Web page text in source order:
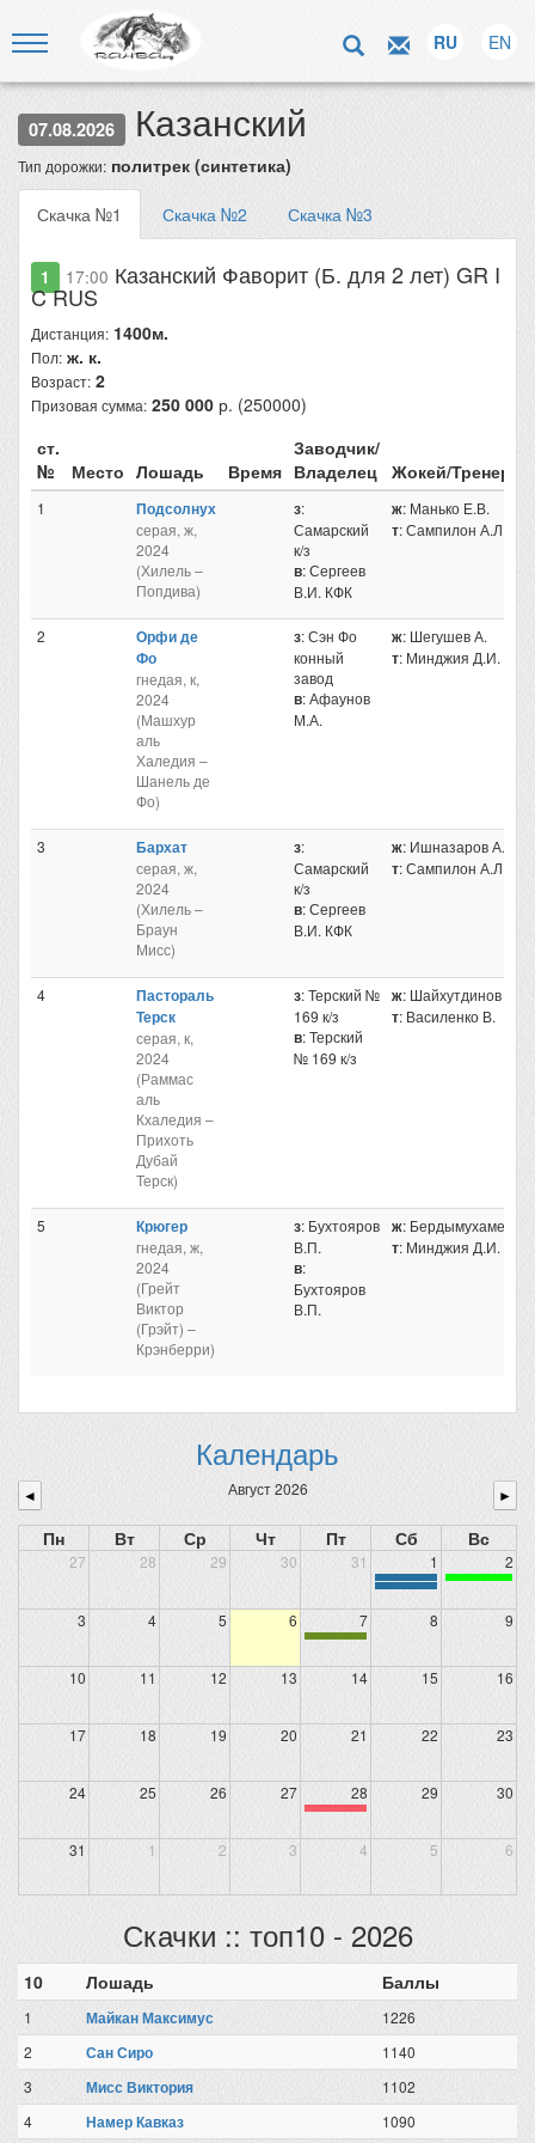
RU EN
07.08.2026 Казанский
Тип дорожки: политрек (синтетика)
Скачка №1 Скачка №2 Скачка №3
1 17:00 Казанский Фаворит (Б. для 2 лет) GR I
C RUS
Дистанция: 1400м.
Пол: ж. к.
Возраст: 2
Призовая сумма: 250 000 р. (250000)
ст.
№
Место Лошадь Время
Заводчик/
Владелец
Жокей/Тренер
Подсолнух
серая, ж,
2024
(Хилель –
Попдива)
з
Самарский
к/з
в: Сергеев
В.И. КФК
ж: Манько Е.В.
т: Сампилон А.Л.
Орфи де
Фо
гнедая, к,
2024
(Машхур
аль
Халедия –
Шанель де
Фо)
з: Сэн Фо
конный
завод
в: Афаунов
М.А.
ж: Шегушев А.
т: Минджия Д.И.
Бархат
серая, ж,
2024
(Хилель –
Браун
Мисс)
з
Самарский
к/з
в: Сергеев
В.И. КФК
ж: Ишназаров А.Р.
т: Сампилон А.Л.
Пастораль
Терск
серая, к,
2024
(Раммас
аль
Кхаледия –
Прихоть
Дубай
Терск)
з: Терский №
169 к/з
в: Терский
№ 169 к/з
ж: Шайхутдинов
т: Василенко В.
Крюгер
гнедая, ж,
2024
(Грейт
Виктор
(Грэйт) –
Крэнберри)
з: Бухтояров
В.П.
в
Бухтояров
В.П.
ж:
т: Минджия Д.И.
Календарь
◄ Август 2026 ►
Пн Вт Ср Чт Пт Сб Вс
27 28 29 30 31 1 2
3 4 5 6 7 8 9
10 11 12 13 14 15 16
17 18 19 20 21 22 23
24 25 26 27 28 29 30
31 1 2 3 4 5 6
Скачки :: топ10 - 2026
10 Лошадь Баллы
1 Майкан Максимус
1226
2
Сан Сиро
1140
3
Мисс Виктория
1102
4
Намер Кавказ 1090